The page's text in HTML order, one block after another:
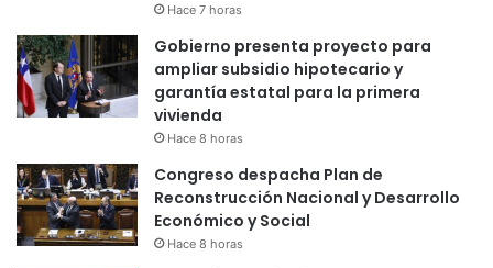
Hace 7 horas
Gobierno presenta proyecto para
ampliar subsidio hipotecario y
garantía estatal para la primera
vivienda
Hace 8 horas
Congreso despacha Plan de
Reconstrucción Nacional y Desarrollo
Económico y Social
Hace 8 horas